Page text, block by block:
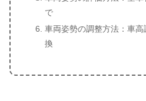
で
車両姿勢の調整方法：車
換